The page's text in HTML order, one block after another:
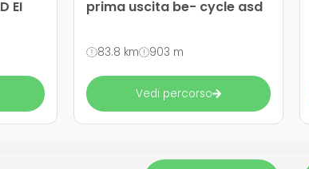
EI
prima uscita be- cycle asd
83.8 km 903 m
Vedi percorso